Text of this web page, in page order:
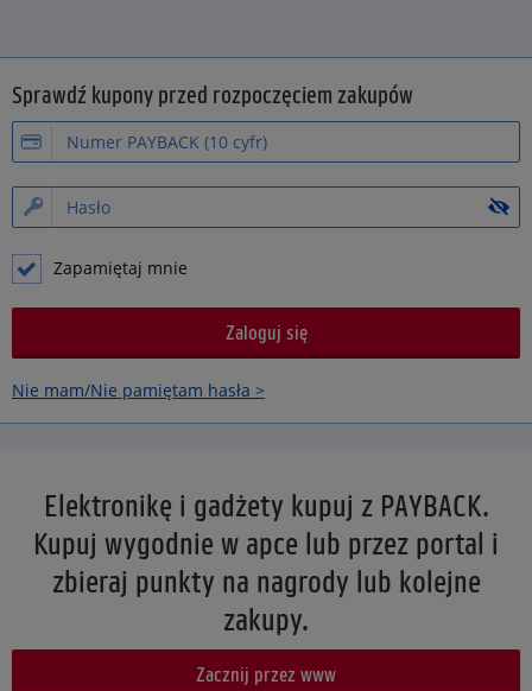
Sprawdź kupony przed rozpoczęciem zakupów
Zapamiętaj mnie
Nie mam/Nie pamiętam hasła >
Elektronikę i gadżety kupuj z PAYBACK.
Kupuj wygodnie w apce lub przez portal i
zbieraj punkty na nagrody lub kolejne
zakupy.
Zacznij przez www